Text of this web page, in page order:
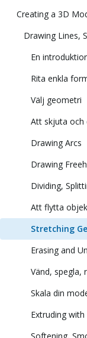
Creating a 3D
Drawing Lines,
En
Rita enkla
Välj geometri
Att skjuta och
Drawing Arcs
Drawing
Dividing,
Att flytta
Stretching
Erasing and
Vänd, spegla,
Skala din
Extruding